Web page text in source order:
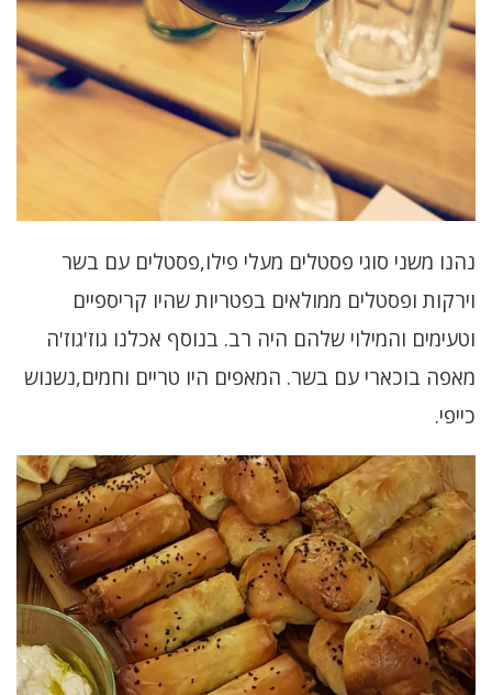
נהנו משני סוגי פסטלים מעלי פילו,פסטלים עם בשר
וירקות ופסטלים ממולאים בפטריות שהיו קריספיים
וטעימים והמילוי שלהם היה רב. בנוסף אכלנו גוז'גוז'ה
מאפה בוכארי עם בשר. המאפים היו טריים וחמים,נשנוש
כייפי.